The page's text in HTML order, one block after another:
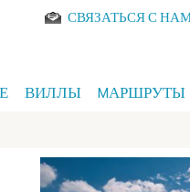
СВЯЗАТЬСЯ С
ВИЛЛЫ MАРШРУТЫ